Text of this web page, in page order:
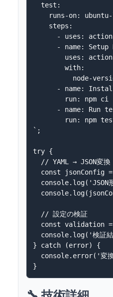
  test:
runs-on:
    steps:
- uses:
- name: Setup
uses:
        with:
node-
- name:
        run: npm ci
- name: Run
run: npm
`;
try {
  // YAML → JSON変換
const jsonConfig
console.log('JSON
  // 設定の検証
const validation
console.log('検証
} catch (error) {
console.error('変